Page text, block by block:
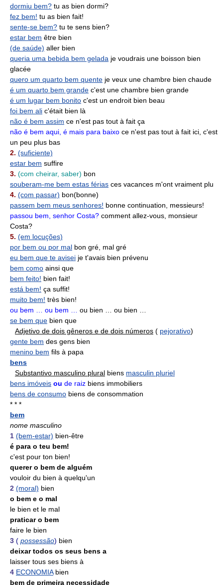
dormiu bem? tu as bien dormi?
fez bem! tu as bien fait!
sente-se bem? tu te sens bien?
estar bem être bien
(de saúde) aller bien
queria uma bebida bem gelada je voudrais une boisson bien
glacée
quero um quarto bem quente je veux une chambre bien chaude
é um quarto bem grande c'est une chambre bien grande
é um lugar bem bonito c'est un endroit bien beau
foi bem ali c'était bien là
não é bem assim ce n'est pas tout à fait ça
não é bem aqui, é mais para baixo ce n'est pas tout à fait ici, c'est
un peu plus bas
2. (suficiente)
estar bem suffire
3. (com cheirar, saber) bon
souberam-me bem estas férias ces vacances m'ont vraiment plu
4. (com passar) bon(bonne)
passem bem meus senhores! bonne continuation, messieurs!
passou bem, senhor Costa? comment allez-vous, monsieur
Costa?
5. (em locuções)
por bem ou por mal bon gré, mal gré
eu bem que te avisei je t'avais bien prévenu
bem como ainsi que
bem feito! bien fait!
está bem! ça suffit!
muito bem! très bien!
ou bem … ou bem …
ou bien … ou bien …
se bem que bien que
Adjetivo de dois gêneros e de dois números ( pejorativo)
gente bem des gens bien
menino bem fils à papa
bens
Substantivo masculino plural biens masculin pluriel
bens imóveis ou de raiz biens immobiliers
bens de consumo biens de consommation
* * *
bem
nome masculino
1 (bem-estar) bien-être
é para o teu bem!
c'est pour ton bien!
querer o bem de alguém
vouloir du bien à quelqu'un
2 (moral) bien
o bem e o mal
le bien et le mal
praticar o bem
faire le bien
3 ( possessão) bien
deixar todos os seus bens a
laisser tous ses biens à
4 ECONOMIAbien
bem de primeira necessidade